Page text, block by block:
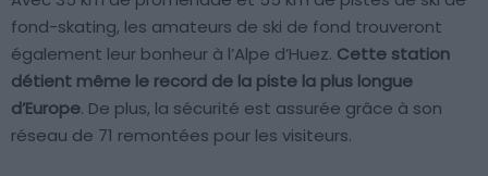
fond-skating, les amateurs de ski de fond trouveront
également leur bonheur à l’Alpe d’Huez. Cette station
détient même le record de la piste la plus longue
d’Europe. De plus, la sécurité est assurée grâce à son
réseau de 71 remontées pour les visiteurs.